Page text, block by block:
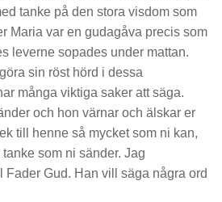
tanke på den stora visdom som
Maria var en gudagåva precis som
leverne sopades under mattan.
sin röst hörd i dessa
många viktiga saker att säga.
och hon värnar och älskar er
till henne så mycket som ni kan,
som ni sänder. Jag
Fader Gud. Han vill säga några ord